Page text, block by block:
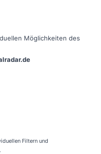
Filtern und
Möglichkeiten des